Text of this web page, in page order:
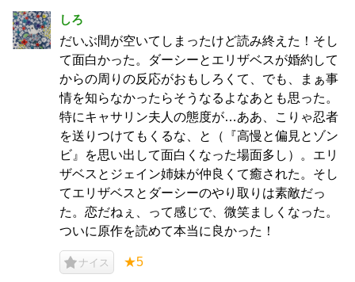
しろ
だいぶ間が空いてしまったけど読み終えた！そし
て面白かった。ダーシーとエリザベスが婚約して
からの周りの反応がおもしろくて、でも、まぁ事
情を知らなかったらそうなるよなあとも思った。
特にキャサリン夫人の態度が…ああ、こりゃ忍者
を送りつけてもくるな、と（『高慢と偏見とゾン
ビ』を思い出して面白くなった場面多し）。エリ
ザベスとジェイン姉妹が仲良くて癒された。そし
てエリザベスとダーシーのやり取りは素敵だっ
た。恋だねぇ、って感じで、微笑ましくなった。
ついに原作を読めて本当に良かった！
ナイス ★5